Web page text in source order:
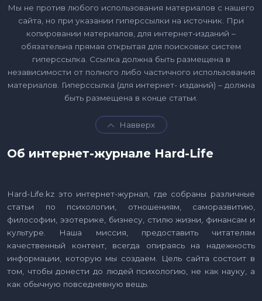
Мы не против любого использования материалов с нашего
сайта, но при указании гиперссылки на источник. При
копировании материалов, для интернет-изданий –
обязательна прямая открытая для поисковых систем
гиперссылка. Ссылка должна быть размещена в
независимости от полного либо частичного использования
материалов. Гиперссылка (для интернет- изданий) – должна
быть размещена в конце статьи.
Навверх
Об интернет-журнале Hard-Life
Hard-Life.kz это интернет-журнал, где собраны различные
статьи по психологии, отношениям, саморазвитию,
философии, эзотерике, бизнесу, стилю жизни, финансам и
культуре. Наша миссия, предоставить читателям
качественный контент, всегда опираясь на надежность
информации, которую мы создаем. Цель сайта состоит в
том, чтобы донести до людей психологию, не как науку, а
как обычную повседневную вещь.